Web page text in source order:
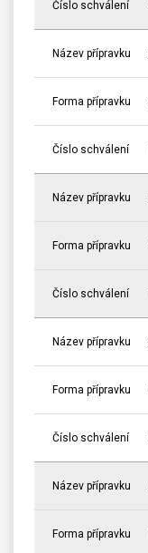
Číslo schválení
Název přípravku
Forma přípravku
Číslo schválení
Název přípravku
Forma přípravku
Číslo schválení
Název přípravku
Forma přípravku
Číslo schválení
Název přípravku
Forma přípravku